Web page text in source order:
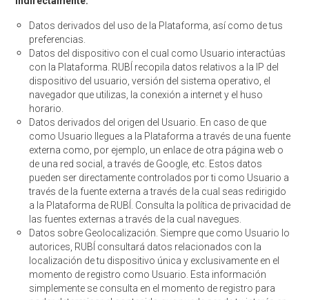
Datos derivados del uso de la Plataforma, así como de tus
preferencias.
Datos del dispositivo con el cual como Usuario interactúas
con la Plataforma. RUBÍ recopila datos relativos a la IP del
dispositivo del usuario, versión del sistema operativo, el
navegador que utilizas, la conexión a internet y el huso
horario.
Datos derivados del origen del Usuario. En caso de que
como Usuario llegues a la Plataforma a través de una fuente
externa como, por ejemplo, un enlace de otra página web o
de una red social, a través de Google, etc. Estos datos
pueden ser directamente controlados por ti como Usuario a
través de la fuente externa a través de la cual seas redirigido
a la Plataforma de RUBÍ. Consulta la política de privacidad de
las fuentes externas a través de la cual navegues.
Datos sobre Geolocalización. Siempre que como Usuario lo
autorices, RUBÍ consultará datos relacionados con la
localización de tu dispositivo única y exclusivamente en el
momento de registro como Usuario. Esta información
simplemente se consulta en el momento de registro para